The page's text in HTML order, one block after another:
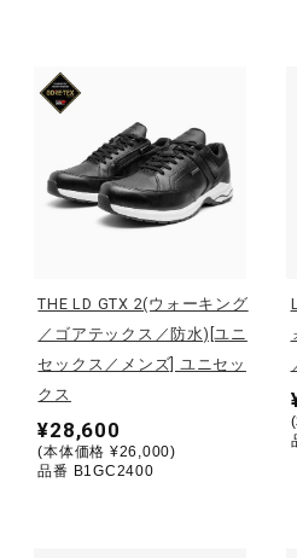
ライフスタイルグッズ
インナー
寝具／ミズノスリー
THE LD GTX 2(ウォーキング
／ゴアテックス／防水)[ユニ
セックス／メンズ] ユニセッ
クス
¥28,600
(本体価格 ¥26,000)
品番 B1GC2400